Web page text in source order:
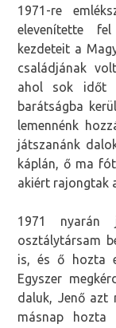
1971-re
elevenítette
kezdeteit a
családjának
ahol sok időt
barátságba
lemennénk
játszanánk
káplán, ő ma
akiért rajongtak
1971 nyarán
osztálytársam
is, és ő hozta
Egyszer
daluk, Jenő azt
másnap